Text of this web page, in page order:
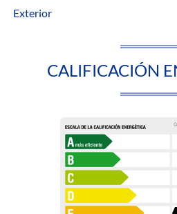
Exterior
CALIFICACIÓN